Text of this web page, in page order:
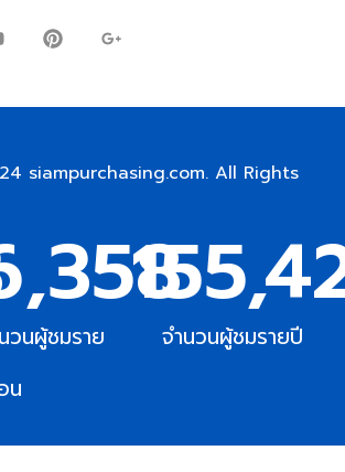
siampurchasing.com. All Rights
วนผู้ชมราย
น
จำนวนผู้ชมรายปี